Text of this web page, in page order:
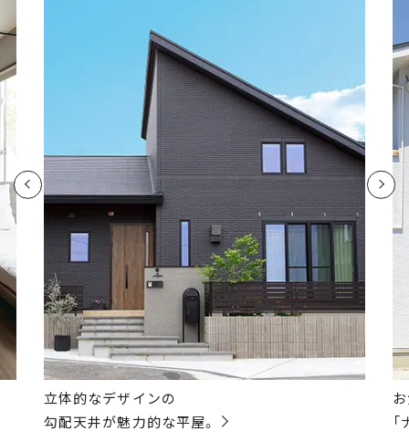
立体的なデザインの
勾配天井が魅力的な平屋。